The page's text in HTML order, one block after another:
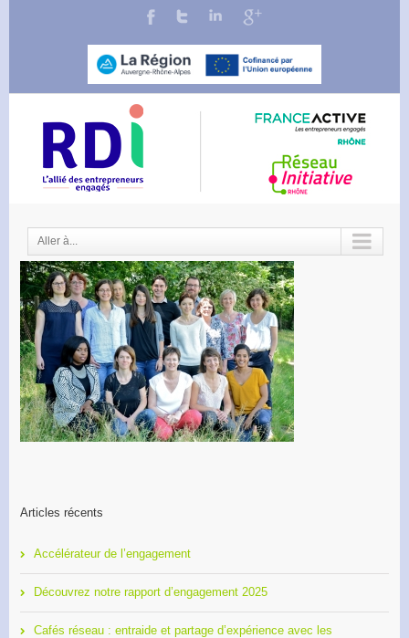
Aller à...
Articles récents
Accélérateur de l’engagement
Découvrez notre rapport d’engagement 2025
Cafés réseau : entraide et partage d’expérience avec les